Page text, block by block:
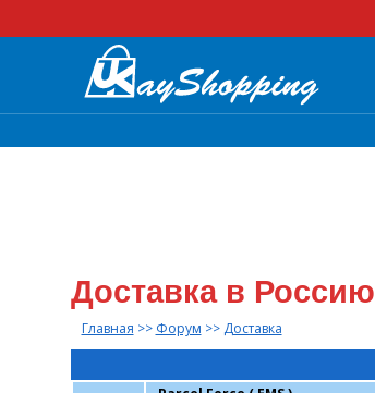
Доставка в Россию
Главная >> Форум >> Доставка